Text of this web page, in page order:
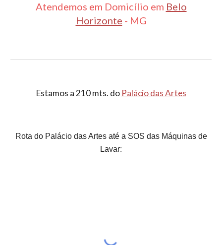
Atendemos em Domicílio em Belo
Horizonte - MG
Estamos a 210 mts. do Palácio das Artes
Rota do Palácio das Artes até a SOS das Máquinas de
Lavar: